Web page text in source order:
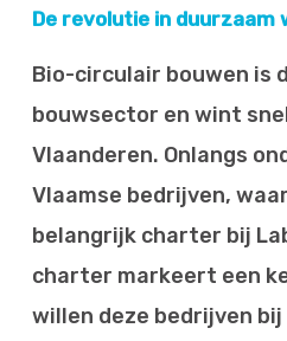
De revolutie in duurzaam
Bio-circulair bouwen is
bouwsector en wint
Vlaanderen. Onlangs
Vlaamse bedrijven,
belangrijk charter bij
charter markeert een
willen deze bedrijven